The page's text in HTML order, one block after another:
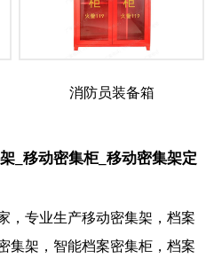
消防员装备箱
_移动密集柜_移动密集架定
，专业生产移动密集架，档案
集架，智能档案密集柜，档案